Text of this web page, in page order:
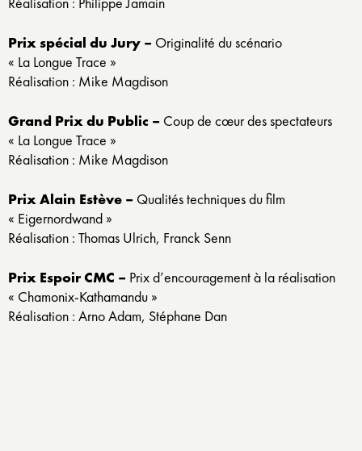
Prix spécial du Jury – Originalité du scénario
« La Longue Trace »
Réalisation : Mike Magdison
Grand Prix du Public – Coup de cœur des spectateurs
« La Longue Trace »
Réalisation : Mike Magdison
Prix Alain Estève – Qualités techniques du film
« Eigernordwand »
Réalisation : Thomas Ulrich, Franck Senn
Prix Espoir CMC – Prix d’encouragement à la réalisation
« Chamonix-Kathamandu »
Réalisation : Arno Adam, Stéphane Dan